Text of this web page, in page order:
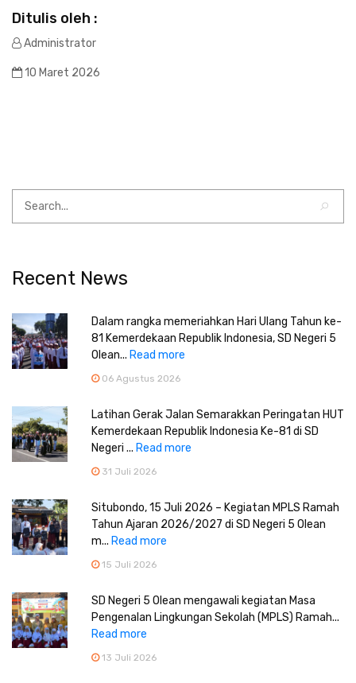
Ditulis oleh :
Administrator
10 Maret 2026
Recent News
Dalam rangka memeriahkan Hari Ulang Tahun ke-
81 Kemerdekaan Republik Indonesia, SD Negeri 5
Olean... Read more
06 Agustus 2026
Latihan Gerak Jalan Semarakkan Peringatan HUT
Kemerdekaan Republik Indonesia Ke-81 di SD
Negeri ... Read more
31 Juli 2026
Situbondo, 15 Juli 2026 – Kegiatan MPLS Ramah
Tahun Ajaran 2026/2027 di SD Negeri 5 Olean
m... Read more
15 Juli 2026
SD Negeri 5 Olean mengawali kegiatan Masa
Pengenalan Lingkungan Sekolah (MPLS) Ramah...
Read more
13 Juli 2026